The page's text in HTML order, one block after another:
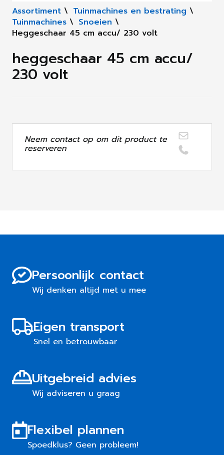
Assortiment \ Tuinmachines en bestrating \
Tuinmachines \ Snoeien \
Heggeschaar 45 cm accu/ 230 volt
heggeschaar 45 cm accu/
230 volt
Neem contact op om dit product te
reserveren
Persoonlijk contact
Wij denken altijd met u mee
Eigen transport
Snel en betrouwbaar
Uitgebreid advies
Wij adviseren u graag
Flexibel plannen
Spoedklus? Geen probleem!